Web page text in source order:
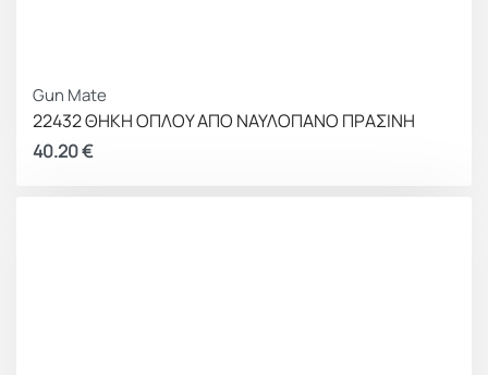
Gun Mate
22432 ΘΗΚΗ ΟΠΛΟΥ ΑΠΟ ΝΑΥΛΟΠΑΝΟ ΠΡΑΣΙΝΗ
40.20€